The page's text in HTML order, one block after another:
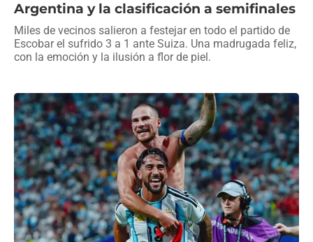
Argentina y la clasificación a semifinales
Miles de vecinos salieron a festejar en todo el partido de
Escobar el sufrido 3 a 1 ante Suiza. Una madrugada feliz,
con la emoción y la ilusión a flor de piel.